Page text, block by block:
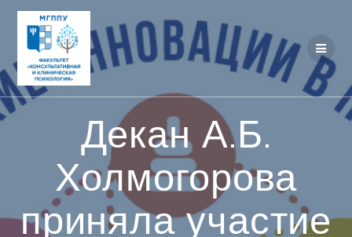
к
контенту
Декан А.Б.
Холмогорова
приняла участие